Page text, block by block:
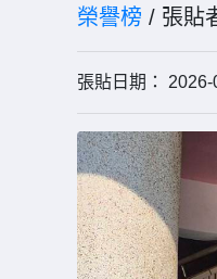
榮譽榜 / 張貼
張貼日期：